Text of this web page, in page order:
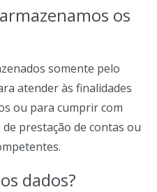
os
somente pelo
atender às finalidades
ou para cumprir com
prestação de contas ou
dados?